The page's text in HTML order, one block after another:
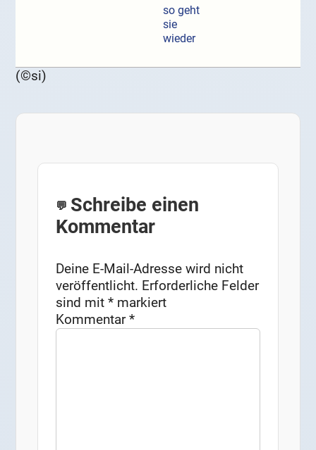
so geht
sie
wieder
(©si)
Schreibe einen
Kommentar
Deine E-Mail-Adresse wird nicht
veröffentlicht. Erforderliche Felder
sind mit* markiert
Kommentar*